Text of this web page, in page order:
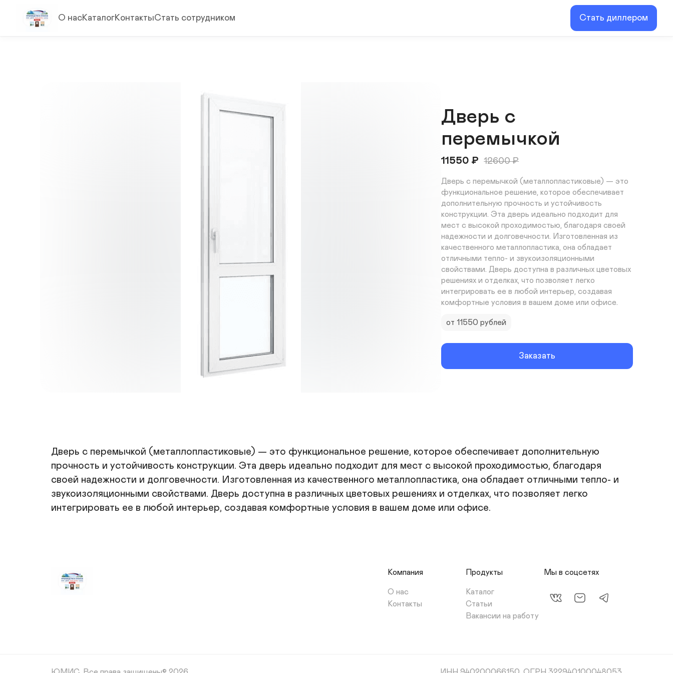
О насКаталогКонтактыСтать сотрудником Стать диллером
Дверь с
перемычкой
11550 ₽ 12600₽
Дверь с перемычкой (металлопластиковые) — это
функциональное решение, которое обеспечивает
дополнительную прочность и устойчивость
конструкции. Эта дверь идеально подходит для
мест с высокой проходимостью, благодаря своей
надежности и долговечности. Изготовленная из
качественного металлопластика, она обладает
отличными тепло- и звукоизоляционными
свойствами. Дверь доступна в различных цветовых
решениях и отделках, что позволяет легко
интегрировать ее в любой интерьер, создавая
комфортные условия в вашем доме или офисе.
от 11550 рублей
Заказать
Дверь с перемычкой (металлопластиковые) — это функциональное решение, которое обеспечивает дополнительную
прочность и устойчивость конструкции. Эта дверь идеально подходит для мест с высокой проходимостью, благодаря
своей надежности и долговечности. Изготовленная из качественного металлопластика, она обладает отличными тепло- и
звукоизоляционными свойствами. Дверь доступна в различных цветовых решениях и отделках, что позволяет легко
интегрировать ее в любой интерьер, создавая комфортные условия в вашем доме или офисе.
Компания
О нас
Контакты
Продукты
Каталог
Статьи
Вакансии на работу
Мы в соцсетях